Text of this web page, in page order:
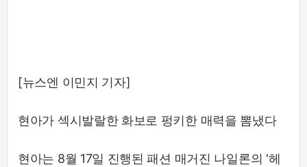
[뉴스엔 이민지 기자]
현아가 섹시발랄한 화보로 펑키한 매력을 뽐냈다
현아는 8월 17일 진행된 패션 매거진 나일론의 '헤